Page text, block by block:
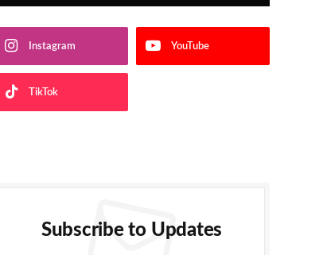
Instagram YouTube
TikTok
Subscribe to Updates